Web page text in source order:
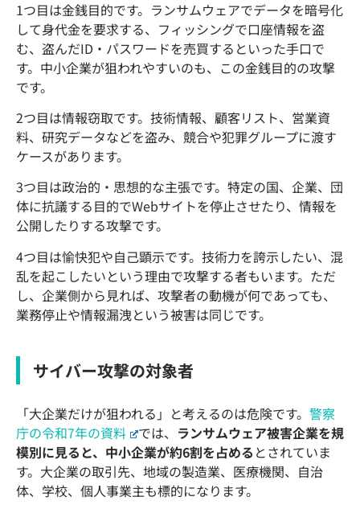
1つ目は金銭目的です。ランサムウェアでデータを暗号化
して身代金を要求する、フィッシングで口座情報を盗
む、盗んだID・パスワードを売買するといった手口で
す。中小企業が狙われやすいのも、この金銭目的の攻撃
です。
2つ目は情報窃取です。技術情報、顧客リスト、営業資
料、研究データなどを盗み、競合や犯罪グループに渡す
ケースがあります。
3つ目は政治的・思想的な主張です。特定の国、企業、団
体に抗議する目的でWebサイトを停止させたり、情報を
公開したりする攻撃です。
4つ目は愉快犯や自己顕示です。技術力を誇示したい、混
乱を起こしたいという理由で攻撃する者もいます。ただ
し、企業側から見れば、攻撃者の動機が何であっても、
業務停止や情報漏洩という被害は同じです。
サイバー攻撃の対象者
「大企業だけが狙われる」と考えるのは危険です。 警察
庁の令和7年の資料
では、 ランサムウェア被害企業を規
模別に見ると、中小企業が約6割を占める とされていま
す。大企業の取引先、地域の製造業、医療機関、自治
体、学校、個人事業主も標的になります。